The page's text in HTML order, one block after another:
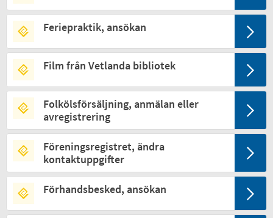
Feriepraktik, ansökan
Film från Vetlanda bibliotek
Folkölsförsäljning, anmälan eller
avregistrering
Föreningsregistret, ändra
kontaktuppgifter
Förhandsbesked, ansökan